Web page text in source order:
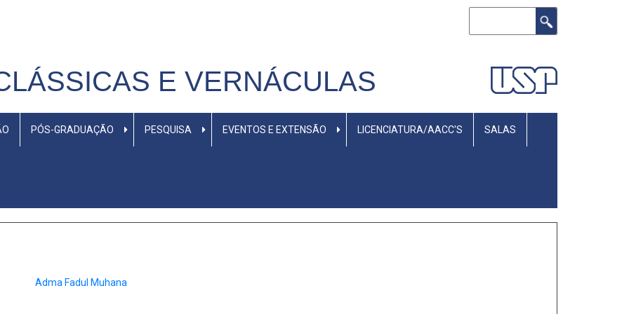
E VERNÁCULAS
PÓS-GRADUAÇÃO PESQUISA EVENTOS E EXTENSÃO LICENCIATURA/AACC'S SALAS
Adma Fadul Muhana